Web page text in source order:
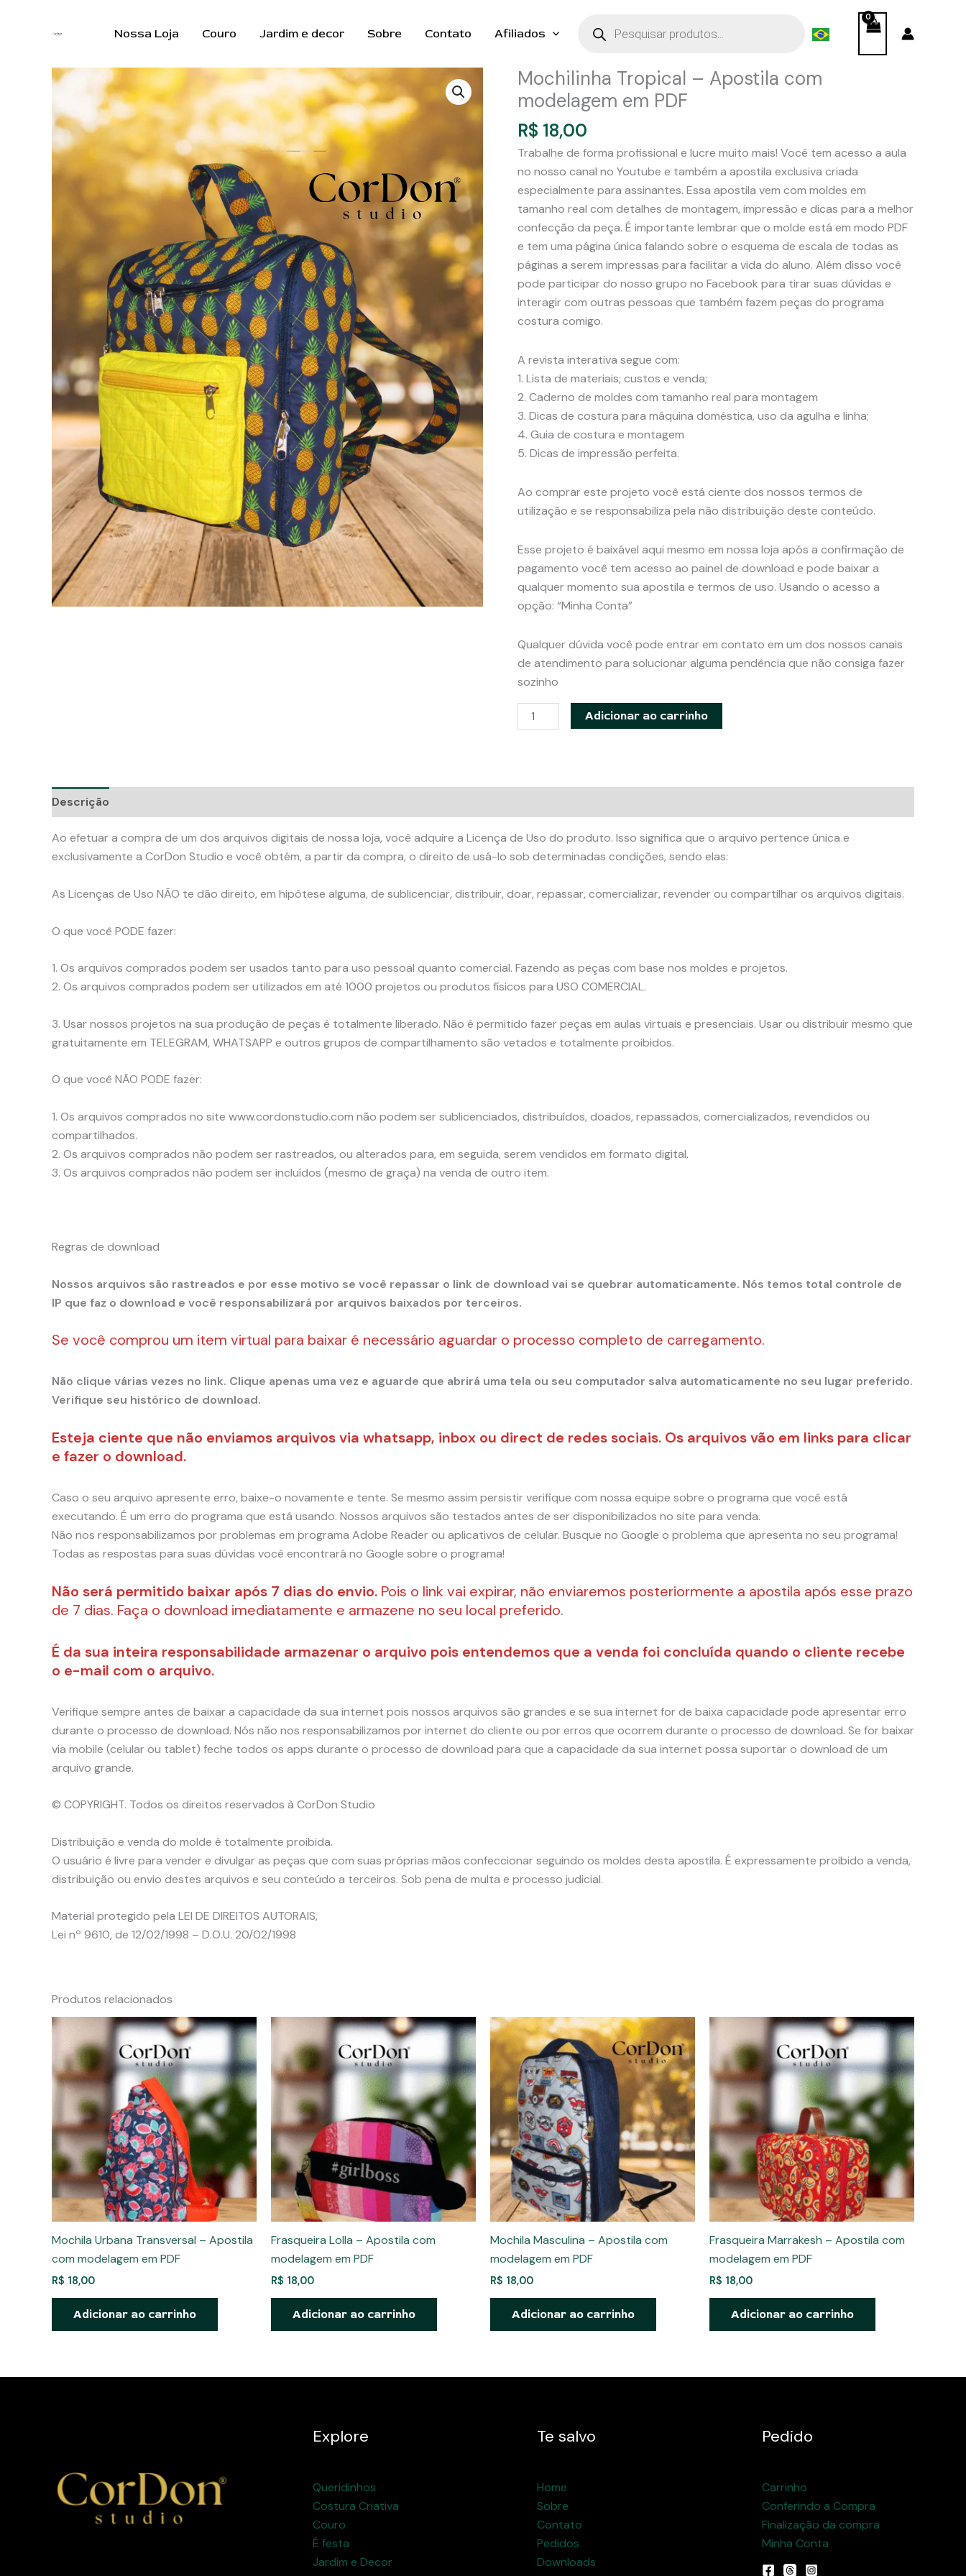
Nossa Loja Couro Jardim e decor Sobre Contato Afiliados
produtos
Mochilinha Tropical – Apostila com
modelagem em PDF
R$ 18,00
Trabalhe de forma profissional e lucre muito mais! Você tem acesso a aula
no nosso canal no Youtube e também a apostila exclusiva criada
especialmente para assinantes. Essa apostila vem com moldes em
tamanho real com detalhes de montagem, impressão e dicas para a melhor
confecção da peça. É importante lembrar que o molde está em modo PDF
e tem uma página única falando sobre o esquema de escala de todas as
páginas a serem impressas para facilitar a vida do aluno. Além disso você
pode participar do nosso grupo no Facebook para tirar suas dúvidas e
interagir com outras pessoas que também fazem peças do programa
costura comigo.
A revista interativa segue com:
1. Lista de materiais; custos e venda;
2. Caderno de moldes com tamanho real para montagem
3. Dicas de costura para máquina doméstica, uso da agulha e linha;
4. Guia de costura e montagem
5. Dicas de impressão perfeita.
Ao comprar este projeto você está ciente dos nossos termos de
utilização e se responsabiliza pela não distribuição deste conteúdo.
Esse projeto é baixável aqui mesmo em nossa loja após a confirmação de
pagamento você tem acesso ao painel de download e pode baixar a
qualquer momento sua apostila e termos de uso. Usando o acesso a
opção: “Minha Conta”
Qualquer dúvida você pode entrar em contato em um dos nossos canais
de atendimento para solucionar alguma pendência que não consiga fazer
sozinho
Mochilinha
Tropical
com
PDF
quantidade
Adicionar ao carrinho
Descrição
Ao efetuar a compra de um dos arquivos digitais de nossa loja, você adquire a Licença de Uso do produto. Isso significa que o arquivo pertence única e
exclusivamente a CorDon Studio e você obtém, a partir da compra, o direito de usá-lo sob determinadas condições, sendo elas:
As Licenças de Uso NÃO te dão direito, em hipótese alguma, de sublicenciar, distribuir, doar, repassar, comercializar, revender ou compartilhar os arquivos digitais.
O que você PODE fazer:
1. Os arquivos comprados podem ser usados ​​tanto para uso pessoal quanto comercial. Fazendo as peças com base nos moldes e projetos.
2. Os arquivos comprados podem ser utilizados em até 1000 projetos ou produtos físicos para USO COMERCIAL.
3. Usar nossos projetos na sua produção de peças é totalmente liberado. Não é permitido fazer peças em aulas virtuais e presenciais. Usar ou distribuir mesmo que
gratuitamente em TELEGRAM, WHATSAPP e outros grupos de compartilhamento são vetados e totalmente proibidos.
O que você NÃO PODE fazer:
1. Os arquivos comprados no site www.cordonstudio.com não podem ser sublicenciados, distribuídos, doados, repassados, comercializados, revendidos ou
compartilhados.
2. Os arquivos comprados não podem ser rastreados, ou alterados para, em seguida, serem vendidos em formato digital.
3. Os arquivos comprados não podem ser incluídos (mesmo de graça) na venda de outro item.
Regras de download
Nossos arquivos são rastreados e por esse motivo se você repassar o link de download vai se quebrar automaticamente. Nós temos total controle de
IP que faz o download e você responsabilizará por arquivos baixados por terceiros.
Se você comprou um item virtual para baixar é necessário aguardar o processo completo de carregamento.
Não clique várias vezes no link. Clique apenas uma vez e aguarde que abrirá uma tela ou seu computador salva automaticamente no seu lugar preferido.
Verifique seu histórico de download.
Esteja ciente que não enviamos arquivos via whatsapp, inbox ou direct de redes sociais. Os arquivos vão em links para clicar
e fazer o download.
Caso o seu arquivo apresente erro, baixe-o novamente e tente. Se mesmo assim persistir verifique com nossa equipe sobre o programa que você está
executando. É um erro do programa que está usando. Nossos arquivos são testados antes de ser disponibilizados no site para venda.
Não nos responsabilizamos por problemas em programa Adobe Reader ou aplicativos de celular. Busque no Google o problema que apresenta no seu programa!
Todas as respostas para suas dúvidas você encontrará no Google sobre o programa!
Não será permitido baixar após 7 dias do envio. Pois o link vai expirar, não enviaremos posteriormente a apostila após esse prazo
de 7 dias. Faça o download imediatamente e armazene no seu local preferido.
É da sua inteira responsabilidade armazenar o arquivo pois entendemos que a venda foi concluída quando o cliente recebe
o e-mail com o arquivo.
Verifique sempre antes de baixar a capacidade da sua internet pois nossos arquivos são grandes e se sua internet for de baixa capacidade pode apresentar erro
durante o processo de download. Nós não nos responsabilizamos por internet do cliente ou por erros que ocorrem durante o processo de download. Se for baixar
via mobile (celular ou tablet) feche todos os apps durante o processo de download para que a capacidade da sua internet possa suportar o download de um
arquivo grande.
© COPYRIGHT. Todos os direitos reservados à CorDon Studio
Distribuição e venda do molde é totalmente proibida.
O usuário é livre para vender e divulgar as peças que com suas próprias mãos confeccionar seguindo os moldes desta apostila. É expressamente proibido a venda,
distribuição ou envio destes arquivos e seu conteúdo a terceiros. Sob pena de multa e processo judicial.
Material protegido pela LEI DE DIREITOS AUTORAIS,
Lei nº 9610, de 12/02/1998 – D.O.U. 20/02/1998
Produtos relacionados
Mochila Urbana Transversal – Apostila
com modelagem em PDF
R$ 18,00
Adicionar ao carrinho
Frasqueira Lolla – Apostila com
modelagem em PDF
R$ 18,00
Adicionar ao carrinho
Mochila Masculina – Apostila com
modelagem em PDF
R$ 18,00
Adicionar ao carrinho
Frasqueira Marrakesh – Apostila com
modelagem em PDF
R$ 18,00
Adicionar ao carrinho
Explore
Queridinhos
Costura Criativa
Couro
É festa
Jardim e Decor
Te salvo
Home
Sobre
Contato
Pedidos
Downloads
Pedido
Carrinho
Conferindo a Compra
Finalização da compra
Minha Conta